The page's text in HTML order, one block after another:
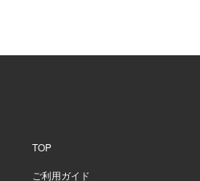
TOP
ご利用ガイド